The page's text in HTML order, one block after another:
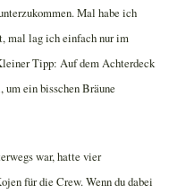
Mal habe ich
mal lag ich einfach nur im
Tipp: Auf dem Achterdeck
ein bisschen Bräune
war, hatte vier
für die Crew. Wenn du dabei